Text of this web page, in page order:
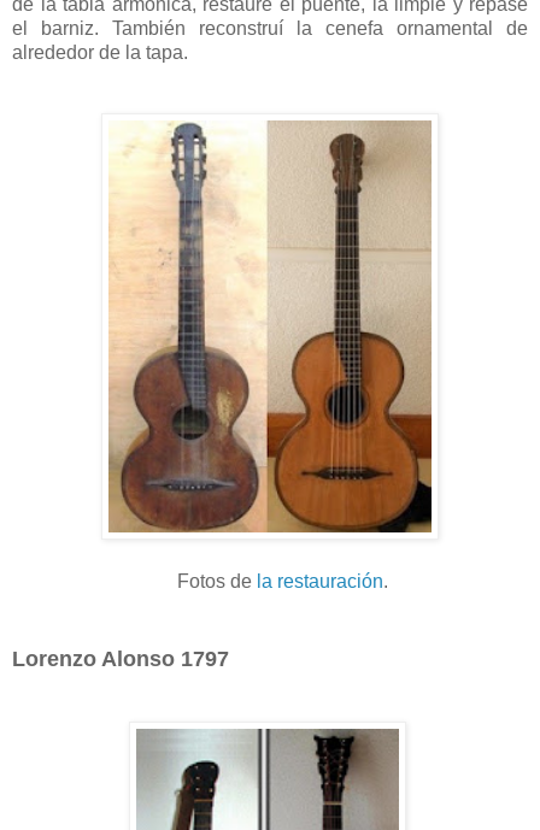
de la tabla armónica, restauré el puente, la limpié y repasé
el barniz. También reconstruí la cenefa ornamental de
alrededor de la tapa.
Fotos de la restauración.
Lorenzo Alonso 1797